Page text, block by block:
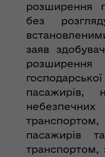
розширення
без
заяв
пасажирів,
пасажирів
транспортом,